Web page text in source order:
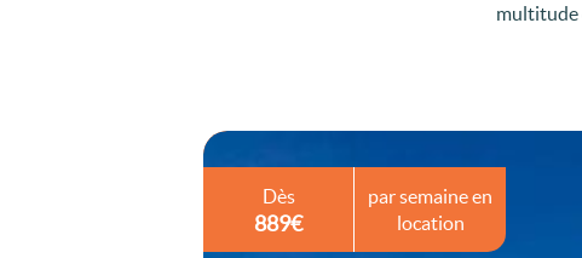
multitude
Dès
889€
par semaine en
location